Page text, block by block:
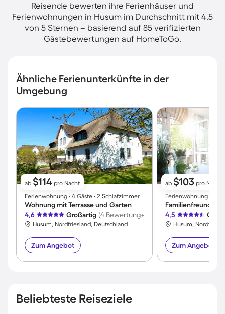
Reisende bewerten ihre Ferienhäuser und
Ferienwohnungen in Husum im Durchschnitt mit 4.5
von 5 Sternen – basierend auf 85 verifizierten
Gästebewertungen auf HomeToGo.
Ähnliche Ferienunterkünfte in der
Umgebung
ab $114 pro Nacht
Ferienwohnung ∙ 4 Gäste ∙ 2 Schlafzimmer
Wohnung mit Terrasse und Garten
4,6
Großartig (4 Bewertungen)
Husum, Nordfriesland, Deutschland
Zum Angebot
ab $103 pro Nacht
Ferienwohnung ∙ 3
4,5
Husum,
Zum Angebot
Beliebteste Reiseziele